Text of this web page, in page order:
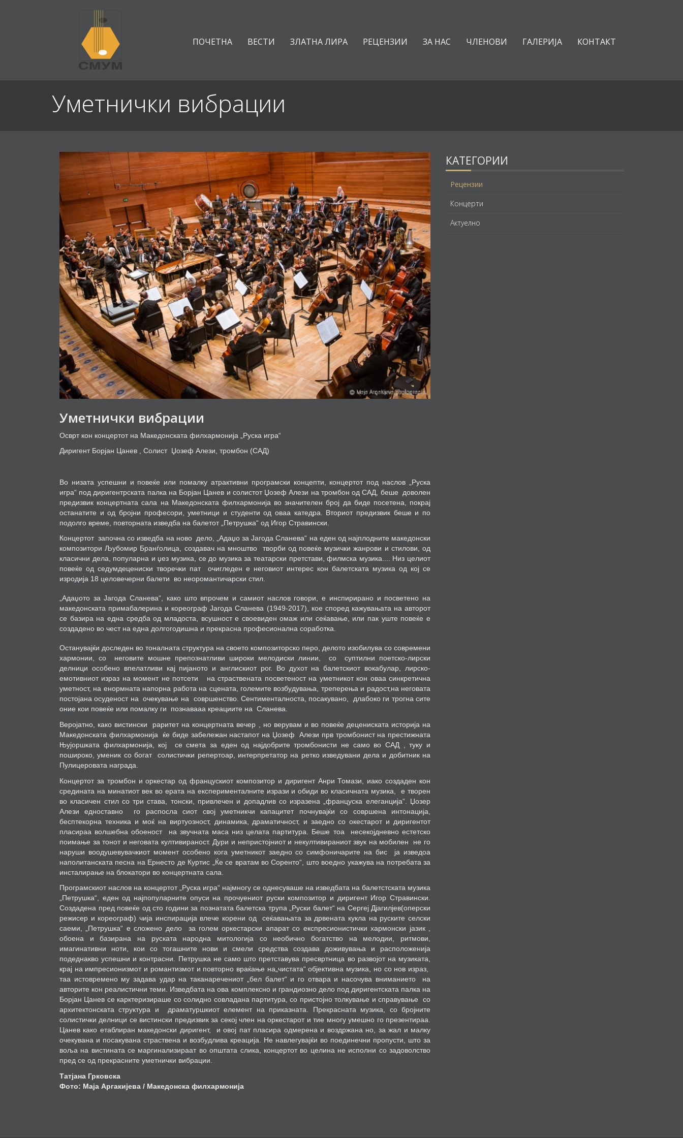
ПОЧЕТНА ВЕСТИ ЗЛАТНА ЛИРА РЕЦЕНЗИИ ЗА НАС ЧЛЕНОВИ ГАЛЕРИЈА КОНТАКТ
Уметнички вибрации
Уметнички вибрации
Осврт кон концертот на Македонската филхармонија „Руска игра“
Диригент Борјан Цанев , Солист Џозеф Алези, тромбон (САД)
Во низата успешни и повеќе или помалку атрактивни програмски концепти,
концертот под наслов „Руска
игра“ под диригентрската палка на Борјан Цанев и солистот Џозеф Алези на тромбон од САД, беше
доволен
предизвик концертната сала на Македонската филхармонија во значителен број да биде посетена, покрај
останатите и од бројни професори, уметници и студенти од оваа катедра. Вториот предизвик беше и по
подолго време
повторната изведба на балетот „Петрушка“ од Игор Стравински.
Концертот започна со изведба на ново дело, „Адаџо за Јагода Сланева“ на еден од најплодните македонски
композитори Љубомир Бранѓолица, создавач на мноштво
творби од повеќе музички жанрови и стилови, од
класични дела, популарна и џез музика, се до музика за театарски претстави, филмска музика.... Низ целиот
повеќе од седумдецениски творечки пат
очигледен е неговиот интерес кон балетската музика од кој се
изродија 18 целовечерни балети
во неоромантичарски стил.
„Адаџото за Јагода Сланева“, како што впрочем и самиот наслов говори, е инспирирано и посветено на
македонската примабалерина и кореограф Јагода Сланева (1949-2017), кое според кажувањата на авторот
се базира на една средба од младоста, всушност е своевиден омаж или сеќавање, или пак уште повеќе е
создадено во чест на една долгогодишна и прекрасна професионална соработка.
Останувајќи доследен во тоналната структура на своето композиторско перо, делото изобилува со современи
хармонии, со
неговите мошне препознатливи широки мелодиски линии, со
суптилни поетско-лирски
делници особено впелатливи кај пијаното и англискиот рог. Во духот на балетскиот вокабулар, лирско-
емотивниот израз на момент не потсети
на страствената посветеност на уметникот кон оваа синкретична
уметност, на енормната напорна работа на сцената, големите возбудувања, треперења и радост,на неговата
постојана осуденост на очекување на совршенство. Сентименталноста, посакувано,
длабоко ги трогна сите
оние кои повеќе или помалку ги
познавааа креациите на Сланева.
Веројатно, како вистински
раритет на концертната вечер , но верувам и во повеќе децениската историја на
Македонската филхармонија
ќе биде забележан настапот на Џозеф
Алези прв тромбонист на престижната
Њујоршката филхармонија, кој
се смета за еден од најдобрите тромбонисти не само во САД , туку и
пошироко, уменик со богат
солистички репертоар, интерпретатор на ретко изведувани дела и добитник на
Пулицеровата награда.
Концертот за тромбон и оркестар од францускиот композитор и диригент Анри Томази, иако создаден кон
средината на минатиот век во ерата на експерименталните изрази и обиди во класичната музика,
е творен
во класичен стил со три става, тонски, привлечен и допадлив со изразена „француска елеганција“. Џозер
Алези едноставно
го распосла сиот свој уметникчи капацитет почнувајќи со совршена интонација,
бесптекорна техника и моќ на виртуозност, динамика, драматичност, и заедно со окестарот и диригентот
пласираа волшебна обоеност
на звучната маса низ целата партитура. Беше тоа
несекојдневно естетско
поимање за тонот и неговата култивираност. Дури и непристојниот и некултивираниот звук на мобилен
не го
наруши воодушевувачкиот момент особено кога уметникот заедно со симфоничарите на бис
ја изведоа
наполитанската песна на Ернесто де Куртис „Ќе се вратам во Соренто“, што воедно укажува на потребата за
инсталирање на блокатори во концертната сала.
Програмскиот наслов на концертот „Руска игра“ најмногу се однесуваше на изведбата на балетстската музика
„Петрушка“, еден од најпопуларните опуси на прочуениот руски композитор и диригент Игор Стравински.
Создадена пред повеќе од сто години за познатата балетска трупа „Руски балет“ на Сергеј Дјагилјев(оперски
режисер и кореограф) чија инспирација влече корени од
сеќавањата за дрвената кукла на руските селски
саеми, „Петрушка“ е сложено дело
за голем оркестарски апарат со експресионистички хармонски јазик ,
обоена и базирана на руската народна митологија со необично богатство на мелодии, ритмови,
имагинативни ноти, кои со тогашните нови и смели средства создава доживувања и расположенија
подеднакво успешни и контрасни. Петрушка не само што претставува пресвртница во развојот на музиката,
крај на импресионизмот и романтизмот и повторно враќање на„чистата“ објективна музика, но со нов израз,
таа истовремено му задава удар на таканаречениот „бел балет“ и го отвара и насочува вниманието
на
авторите кон реалистични теми. Изведбата на ова комплексно и грандиозно дело под диригентската палка на
Борјан Цанев се карктеризираше со солидно совладана партитура, со пристојно толкување и справување
со
архитектонската структура и
драматуршкиот елемент на приказната. Прекрасната музика, со бројните
солистички делници се вистински предизвик за секој член на оркестарот и тие многу умешно го презентираа.
Цанев како етаблиран македонски диригент,
и овој пат пласира одмерена и воздржана но, за жал и малку
очекувана и посакувана страствена и возбудлива креација. Не навлегувајќи во поединечни пропусти, што за
воља на вистината се маргинализираат во општата слика, концертот во целина не исполни со задоволство
пред се од прекрасните уметнички вибрации.
Татјана Грковска
Фото: Маја Аргакијева / Македонска филхармонија
КАТЕГОРИИ
Рецензии
Концерти
Актуелно